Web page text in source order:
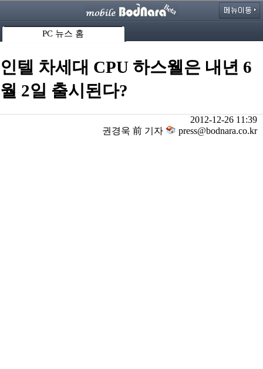
PC 뉴스 홈
인텔 차세대 CPU 하스웰은 내년 6
월 2일 출시된다?
2012-12-26 11:39
권경욱 前 기자
press@bodnara.co.kr